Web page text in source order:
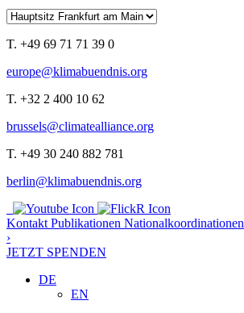
T. +49 69 71 71 39 0
europe@klimabuendnis.org
T. +32 2 400 10 62
brussels@climatealliance.org
T. +49 30 240 882 781
berlin@klimabuendnis.org
Kontakt Publikationen Nationalkoordinationen
›
JETZT SPENDEN
DE
EN